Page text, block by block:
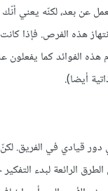
عن بعد، لكنّه يعني أنّك
هذه الفرص. فإذا
الفوائد كما
أيضا).
قيادي في الفريق.
الرائعة لبدء